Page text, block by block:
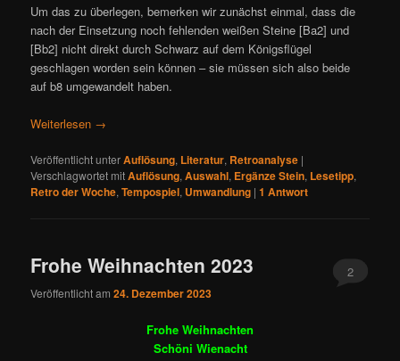
Um das zu überlegen, bemerken wir zunächst einmal, dass die
nach der Einsetzung noch fehlenden weißen Steine [Ba2] und
[Bb2] nicht direkt durch Schwarz auf dem Königsflügel
geschlagen worden sein können – sie müssen sich also beide
auf b8 umgewandelt haben.
Weiterlesen →
Veröffentlicht unterAuflösung, Literatur, Retroanalyse |
Verschlagwortet mitAuflösung,Auswahl, Ergänze Stein, Lesetipp,
Retro der Woche,Tempospiel, Umwandlung |1 Antwort
Frohe Weihnachten 2023
Veröffentlicht am24. Dezember 2023
2
Frohe Weihnachten
Schöni Wienacht